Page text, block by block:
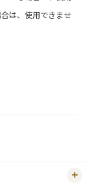
は、使用できませ